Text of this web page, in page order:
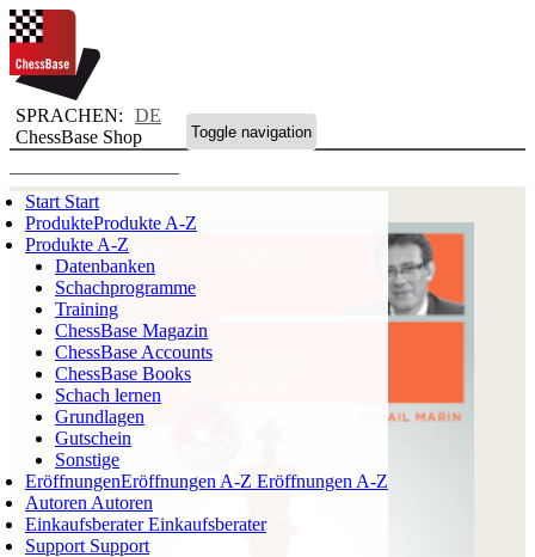
SPRACHEN:
DE
ChessBase Shop
Toggle navigation
Start Start
ProdukteProdukte A-Z
Produkte A-Z
Datenbanken
Schachprogramme
Training
ChessBase Magazin
ChessBase Accounts
ChessBase Books
Schach lernen
Grundlagen
Gutschein
Sonstige
EröffnungenEröffnungen A-Z Eröffnungen A-Z
Autoren Autoren
EinkaufsberaterEinkaufsberater
Support Support